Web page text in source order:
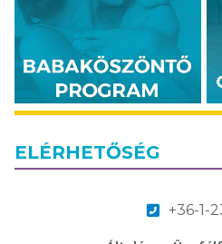
ELÉRHETŐSÉG
+36-1-